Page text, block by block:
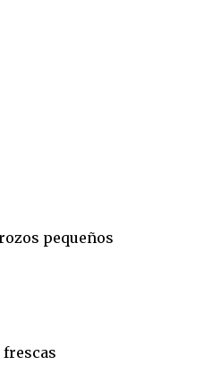
pequeños
frescas